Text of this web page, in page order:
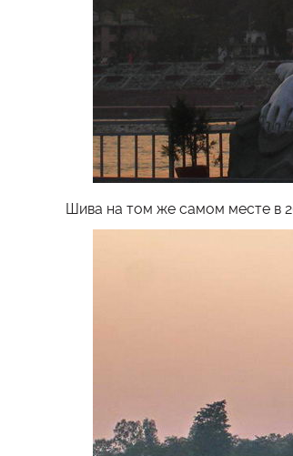
Шива на том же самом месте в